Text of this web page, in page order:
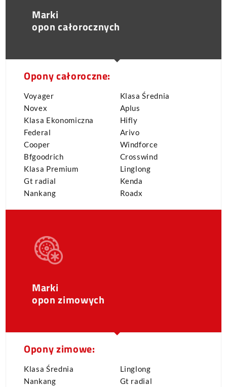
Opony całoroczne:
Voyager
Novex
Klasa Ekonomiczna
Federal
Cooper
Bfgoodrich
Klasa Premium
Gt radial
Nankang
Klasa Średnia
Aplus
Hifly
Arivo
Windforce
Crosswind
Linglong
Kenda
Roadx
Marki
opon całorocznych
Opony zimowe:
Klasa Średnia
Nankang
Linglong
Gt radial
Marki
opon zimowych